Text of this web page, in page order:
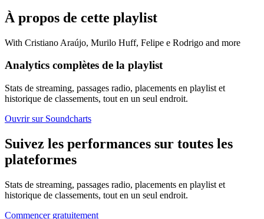
À propos de cette playlist
With Cristiano Araújo, Murilo Huff, Felipe e Rodrigo and more
Analytics complètes de la playlist
Stats de streaming, passages radio, placements en playlist et
historique de classements, tout en un seul endroit.
Ouvrir sur Soundcharts
Suivez les performances sur toutes les
plateformes
Stats de streaming, passages radio, placements en playlist et
historique de classements, tout en un seul endroit.
Commencer gratuitement